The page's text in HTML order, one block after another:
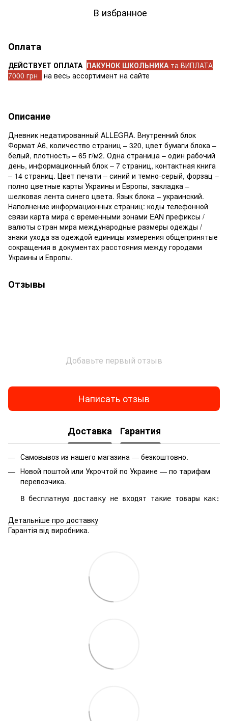
В избранное
Оплата
ДЕЙСТВУЕТ ОПЛАТА ПАКУНОК ШКОЛЬНИКА та ВИПЛАТА
7000 грн
на весь ассортимент на сайте
Описание
Дневник недатированный ALLEGRA. Внутренний блок
Формат А6, количество страниц – 320, цвет бумаги блока –
белый, плотность – 65 г/м2. Одна страница – один рабочий
день, информационный блок – 7 страниц, контактная книга
– 14 страниц. Цвет печати – синий и темно-серый, форзац –
полно цветные карты Украины и Европы, закладка –
шелковая лента синего цвета. Язык блока – украинский.
Наполнение информационных страниц: коды телефонной
связи карта мира с временными зонами EAN префиксы /
валюты стран мира международные размеры одежды /
знаки ухода за одеждой единицы измерения общепринятые
сокращения в документах расстояния между городами
Украины и Европы.
Отзывы
Добавьте первый отзыв
Написать отзыв
Доставка Гарантия
Самовывоз из нашего магазина — безкоштовно.
Новой поштой или Укрочтой по Украине — по тарифам
перевозчика.
В бесплатную доставку не входят такие товары
Детальніше про доставку
Гарантія від виробника.